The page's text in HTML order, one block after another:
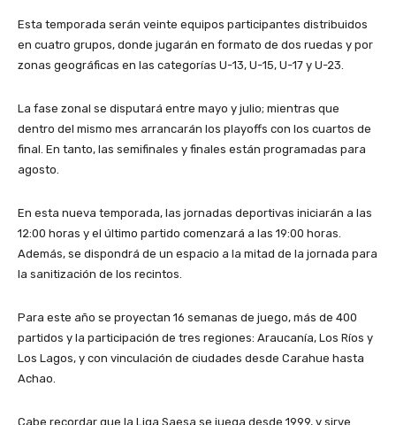
Esta temporada serán veinte equipos participantes distribuidos
en cuatro grupos, donde jugarán en formato de dos ruedas y por
zonas geográficas en las categorías U-13, U-15, U-17 y U-23.
La fase zonal se disputará entre mayo y julio; mientras que
dentro del mismo mes arrancarán los playoffs con los cuartos de
final. En tanto, las semifinales y finales están programadas para
agosto.
En esta nueva temporada, las jornadas deportivas iniciarán a las
12:00 horas y el último partido comenzará a las 19:00 horas.
Además, se dispondrá de un espacio a la mitad de la jornada para
la sanitización de los recintos.
Para este año se proyectan 16 semanas de juego, más de 400
partidos y la participación de tres regiones: Araucanía, Los Ríos y
Los Lagos, y con vinculación de ciudades desde Carahue hasta
Achao.
Cabe recordar que la Liga Saesa se juega desde 1999, y sirve